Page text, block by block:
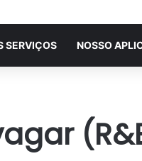
SERVIÇOS NOSSO